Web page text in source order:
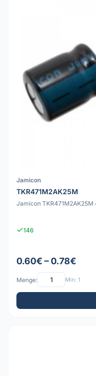
Jamicon
TKR471M2AK25M
Jamicon
146
0.60€ – 0.78€
Menge: Min: 1